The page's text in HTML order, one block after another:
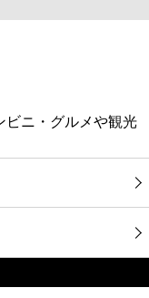
ビニ・グルメや観光